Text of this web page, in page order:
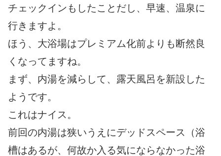
チェックインもしたことだし、早速、温泉に
行きますよ。
ほう、大浴場はプレミアム化前よりも断然良
くなってますね。
まず、内湯を減らして、露天風呂を新設した
ようです。
これはナイス。
前回の内湯は狭いうえにデッドスペース（浴
槽はあるが、何故か入る気にならなかった浴